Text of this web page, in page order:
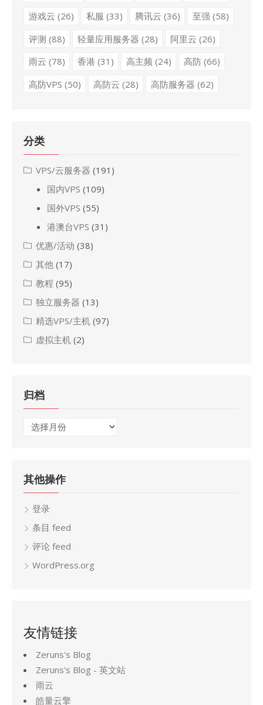
游戏云 (26) 私服 (33) 腾讯云 (36) 至强 (58)
评测 (88) 轻量应用服务器 (28) 阿里云 (26)
雨云 (78) 香港 (31) 高主频 (24) 高防(66)
高防VPS (50) 高防云 (28) 高防服务器 (62)
分类
VPS/云服务器 (191)
国内VPS (109)
国外VPS (55)
港澳台VPS (31)
优惠/活动 (38)
其他 (17)
教程 (95)
独立服务器 (13)
精选VPS/主机 (97)
虚拟主机 (2)
归档
归
其他操作
登录
条目 feed
评论 feed
WordPress.org
友情链接
Zeruns's Blog
Zeruns's Blog - 英文站
雨云
皓量云擎